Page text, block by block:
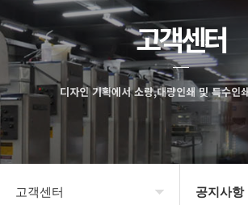
고객센터
디자인 기획에서 소량,대량인쇄 및 특수인
고객센터 공지사항